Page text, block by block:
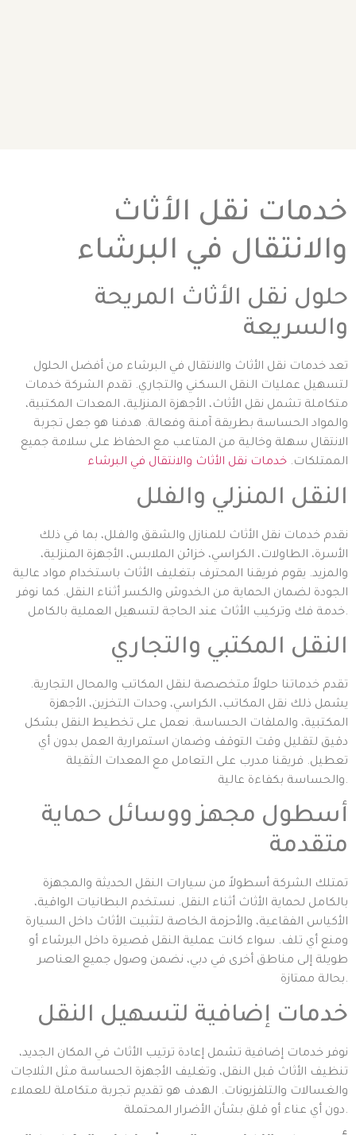
خدمات نقل الأثاث
والانتقال في البرشاء
حلول نقل الأثاث المريحة
والسريعة
تعد خدمات نقل الأثاث والانتقال في البرشاء من أفضل الحلول
لتسهيل عمليات النقل السكني والتجاري. تقدم الشركة خدمات
متكاملة تشمل نقل الأثاث، الأجهزة المنزلية، المعدات المكتبية،
والمواد الحساسة بطريقة آمنة وفعالة. هدفنا هو جعل تجربة
الانتقال سهلة وخالية من المتاعب مع الحفاظ على سلامة جميع
الممتلكات. خدمات نقل الأثاث والانتقال في البرشاء
النقل المنزلي والفلل
نقدم خدمات نقل الأثاث للمنازل والشقق والفلل، بما في ذلك
الأسرة، الطاولات، الكراسي، خزائن الملابس، الأجهزة المنزلية،
والمزيد. يقوم فريقنا المحترف بتغليف الأثاث باستخدام مواد عالية
الجودة لضمان الحماية من الخدوش والكسر أثناء النقل. كما نوفر
خدمة فك وتركيب الأثاث عند الحاجة لتسهيل العملية بالكامل.
النقل المكتبي والتجاري
تقدم خدماتنا حلولاً متخصصة لنقل المكاتب والمحال التجارية.
يشمل ذلك نقل المكاتب، الكراسي، وحدات التخزين، الأجهزة
المكتبية، والملفات الحساسة. نعمل على تخطيط النقل بشكل
دقيق لتقليل وقت التوقف وضمان استمرارية العمل بدون أي
تعطيل. فريقنا مدرب على التعامل مع المعدات الثقيلة
والحساسة بكفاءة عالية.
أسطول مجهز ووسائل حماية
متقدمة
تمتلك الشركة أسطولاً من سيارات النقل الحديثة والمجهزة
بالكامل لحماية الأثاث أثناء النقل. نستخدم البطانيات الواقية،
الأكياس الفقاعية، والأحزمة الخاصة لتثبيت الأثاث داخل السيارة
ومنع أي تلف. سواء كانت عملية النقل قصيرة داخل البرشاء أو
طويلة إلى مناطق أخرى في دبي، نضمن وصول جميع العناصر
بحالة ممتازة.
خدمات إضافية لتسهيل النقل
نوفر خدمات إضافية تشمل إعادة ترتيب الأثاث في المكان الجديد،
تنظيف الأثاث قبل النقل، وتغليف الأجهزة الحساسة مثل الثلاجات
والغسالات والتلفزيونات. الهدف هو تقديم تجربة متكاملة للعملاء
دون أي عناء أو قلق بشأن الأضرار المحتملة.